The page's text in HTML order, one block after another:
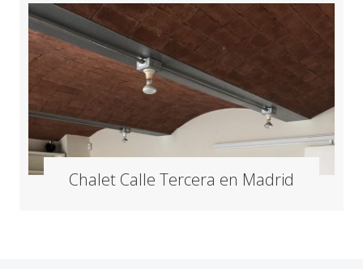
Chalet Calle Tercera en Madrid